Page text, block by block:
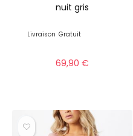
nuit gris
Livraison Gratuit
69,90 €